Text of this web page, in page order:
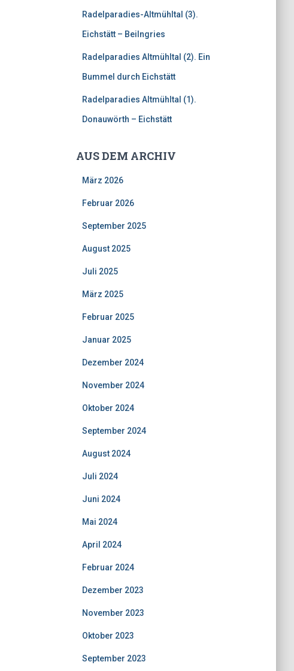
Radelparadies-Altmühltal (3).
Eichstätt – Beilngries
Radelparadies Altmühltal (2). Ein
Bummel durch Eichstätt
Radelparadies Altmühltal (1).
Donauwörth – Eichstätt
AUS DEM ARCHIV
März 2026
Februar 2026
September 2025
August 2025
Juli 2025
März 2025
Februar 2025
Januar 2025
Dezember 2024
November 2024
Oktober 2024
September 2024
August 2024
Juli 2024
Juni 2024
Mai 2024
April 2024
Februar 2024
Dezember 2023
November 2023
Oktober 2023
September 2023